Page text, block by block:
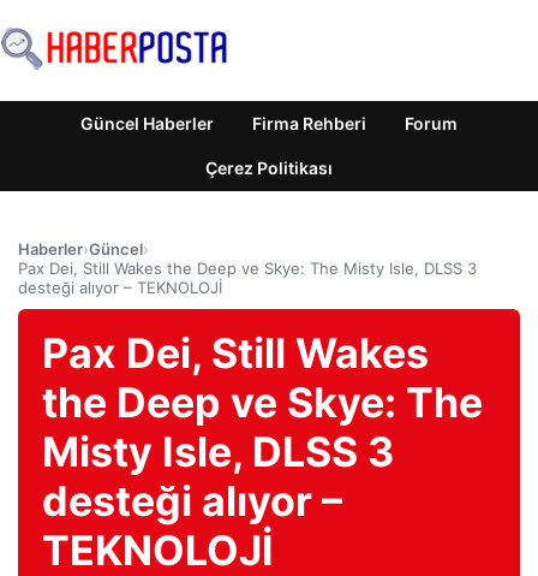
Güncel Haberler Firma Rehberi Forum
Çerez Politikası
Haberler›Güncel›
Pax Dei, Still Wakes the Deep ve Skye: The Misty Isle, DLSS 3
desteği alıyor – TEKNOLOJİ
Pax Dei, Still Wakes
the Deep ve Skye: The
Misty Isle, DLSS 3
desteği alıyor –
TEKNOLOJİ